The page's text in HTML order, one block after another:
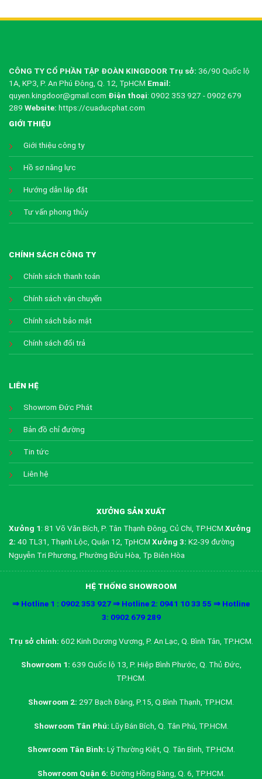
CÔNG TY CỔ PHẦN TẬP ĐOÀN KINGDOOR Trụ sở: 36/90 Quốc lộ
1A, KP3, P. An Phú Đông, Q. 12, TpHCM Email:
quyen.kingdoor@gmail.com Điện thoại: 0902 353 927 - 0902 679
289 Website: https://cuaducphat.com
GIỚI THIỆU
Giới thiệu công ty
Hồ sơ năng lực
Hướng dẫn lắp đặt
Tư vấn phong thủy
CHÍNH SÁCH CÔNG TY
Chính sách thanh toán
Chính sách vận chuyển
Chính sách bảo mật
Chính sách đổi trả
LIÊN HỆ
Showrom Đức Phát
Bản đồ chỉ đường
Tin tức
Liên hệ
XƯỞNG SẢN XUẤT
Xưởng 1: 81 Võ Văn Bích, P. Tân Thạnh Đông, Củ Chi, TP.HCM Xưởng
2: 40 TL31, Thạnh Lộc, Quận 12, TpHCM Xưởng 3: K2-39 đường
Nguyễn Tri Phương, Phường Bửu Hòa, Tp Biên Hòa
HỆ THỐNG SHOWROOM
⇒ Hotline 1 : 0902 353 927 ⇒ Hotline 2: 0941 10 33 55 ⇒ Hotline
3: 0902 679 289
Trụ sở chính: 602 Kinh Dương Vương, P. An Lạc, Q. Bình Tân, TP.HCM.
Showroom 1: 639 Quốc lộ 13, P. Hiệp Bình Phước, Q. Thủ Đức,
TP.HCM.
Showroom 2: 297 Bạch Đằng, P.15, Q.Bình Thạnh, TP.HCM.
Showroom Tân Phú: Lũy Bán Bích, Q. Tân Phú, TP.HCM.
Showroom Tân Bình: Lý Thường Kiệt, Q. Tân Bình, TP.HCM.
Showroom Quận 6: Đường Hồng Bàng, Q. 6, TP.HCM.